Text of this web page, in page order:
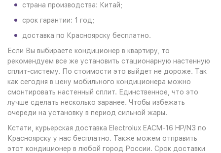
страна производства: Китай;
срок гарантии: 1 год;
доставка по Красноярску бесплатно.
Если Вы выбираете кондиционер в квартиру, то
рекомендуем все же установить стационарную настенную
сплит-систему. По стоимости это выйдет не дороже. Так
как сегодня в цену мобильного кондиционера можно
смонтировать настенный сплит. Единственное, что это
лучше сделать несколько заранее. Чтобы избежать
очереди на установку в период сильной жары.
Кстати, курьерская доставка Electrolux EACM-16 HP/N3 по
Красноярску у нас бесплатно. Также можем отправить
этот кондиционер в любой город России. Срок доставки